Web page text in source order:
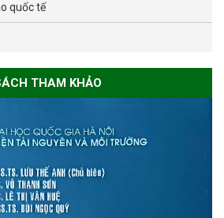
quốc tế
THAM KHẢO